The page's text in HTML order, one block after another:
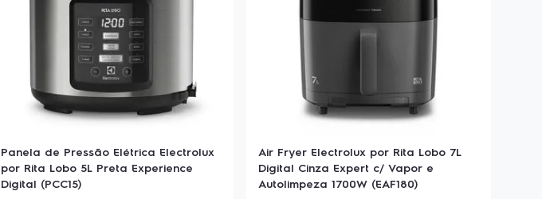
Panela de Pressão Elétrica Electrolux
por Rita Lobo 5L Preta Experience
Digital (PCC15)
Air Fryer Electrolux por Rita Lobo 7L
Digital Cinza Expert c/ Vapor e
Autolimpeza 1700W (EAF180)